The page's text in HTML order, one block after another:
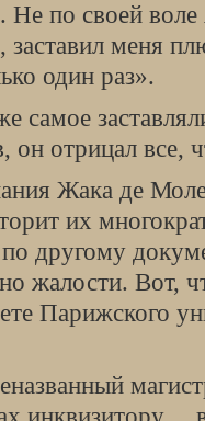
Не по своей
меня
один раз».
самое
он отрицал все,
Жака де
их
другому
жалости. Вот,
Парижского